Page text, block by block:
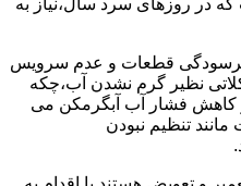
که در روزهای سرد سال،نیاز به
قطعات و عدم سرویس
نظیر گرم نشدن آب،چکه
کاهش فشار آب آبگرمکن می
تنظیم نبودن